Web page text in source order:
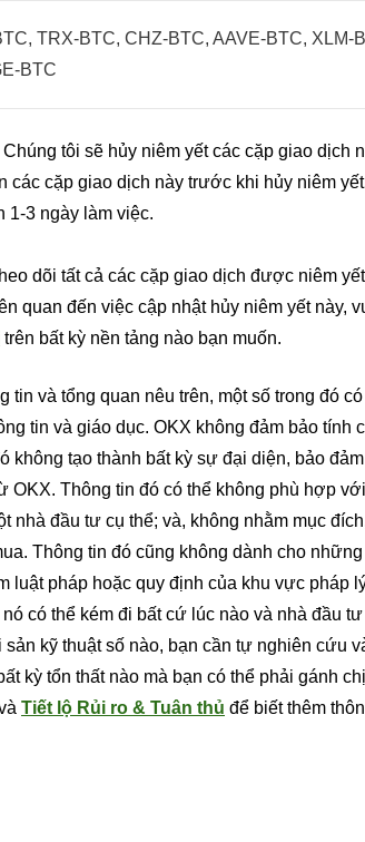
TRX-BTC, CHZ-BTC, AAVE-BTC, XLM-
BTC
Chúng tôi sẽ hủy niêm yết các cặp giao dịch
các cặp giao dịch này trước khi hủy niêm
1-3 ngày làm việc.
dõi tất cả các cặp giao dịch được niêm
quan đến việc cập nhật hủy niêm yết này,
trên bất kỳ nền tảng nào bạn muốn.
tin và tổng quan nêu trên, một số trong đó
tin và giáo dục. OKX không đảm bảo tính
không tạo thành bất kỳ sự đại diện, bảo
OKX. Thông tin đó có thể không phù hợp
nhà đầu tư cụ thể; và, không nhằm mục
Thông tin đó cũng không dành cho
luật pháp hoặc quy định của khu vực pháp
có thể kém đi bất cứ lúc nào và nhà đầu
sản kỹ thuật số nào, bạn cần tự nghiên cứu
kỳ tổn thất nào mà bạn có thể phải gánh
Tiết lộ Rủi ro & Tuân thủ để biết thêm